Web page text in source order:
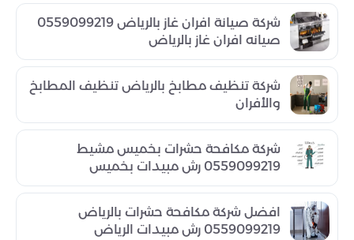
شركة صيانة افران غاز بالرياض 0559099219
صيانه افران غاز بالرياض
شركة تنظيف مطابخ بالرياض تنظيف المطابخ
والأفران
شركة مكافحة حشرات بخميس مشيط
0559099219 رش مبيدات بخميس
افضل شركة مكافحة حشرات بالرياض
0559099219 رش مبيدات الرياض